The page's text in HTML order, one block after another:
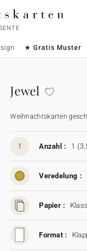
★ Gratis Muster
Jewel
Weihnachtskarten
1 Anzahl : 1
Veredelung :
Papier :
Format :